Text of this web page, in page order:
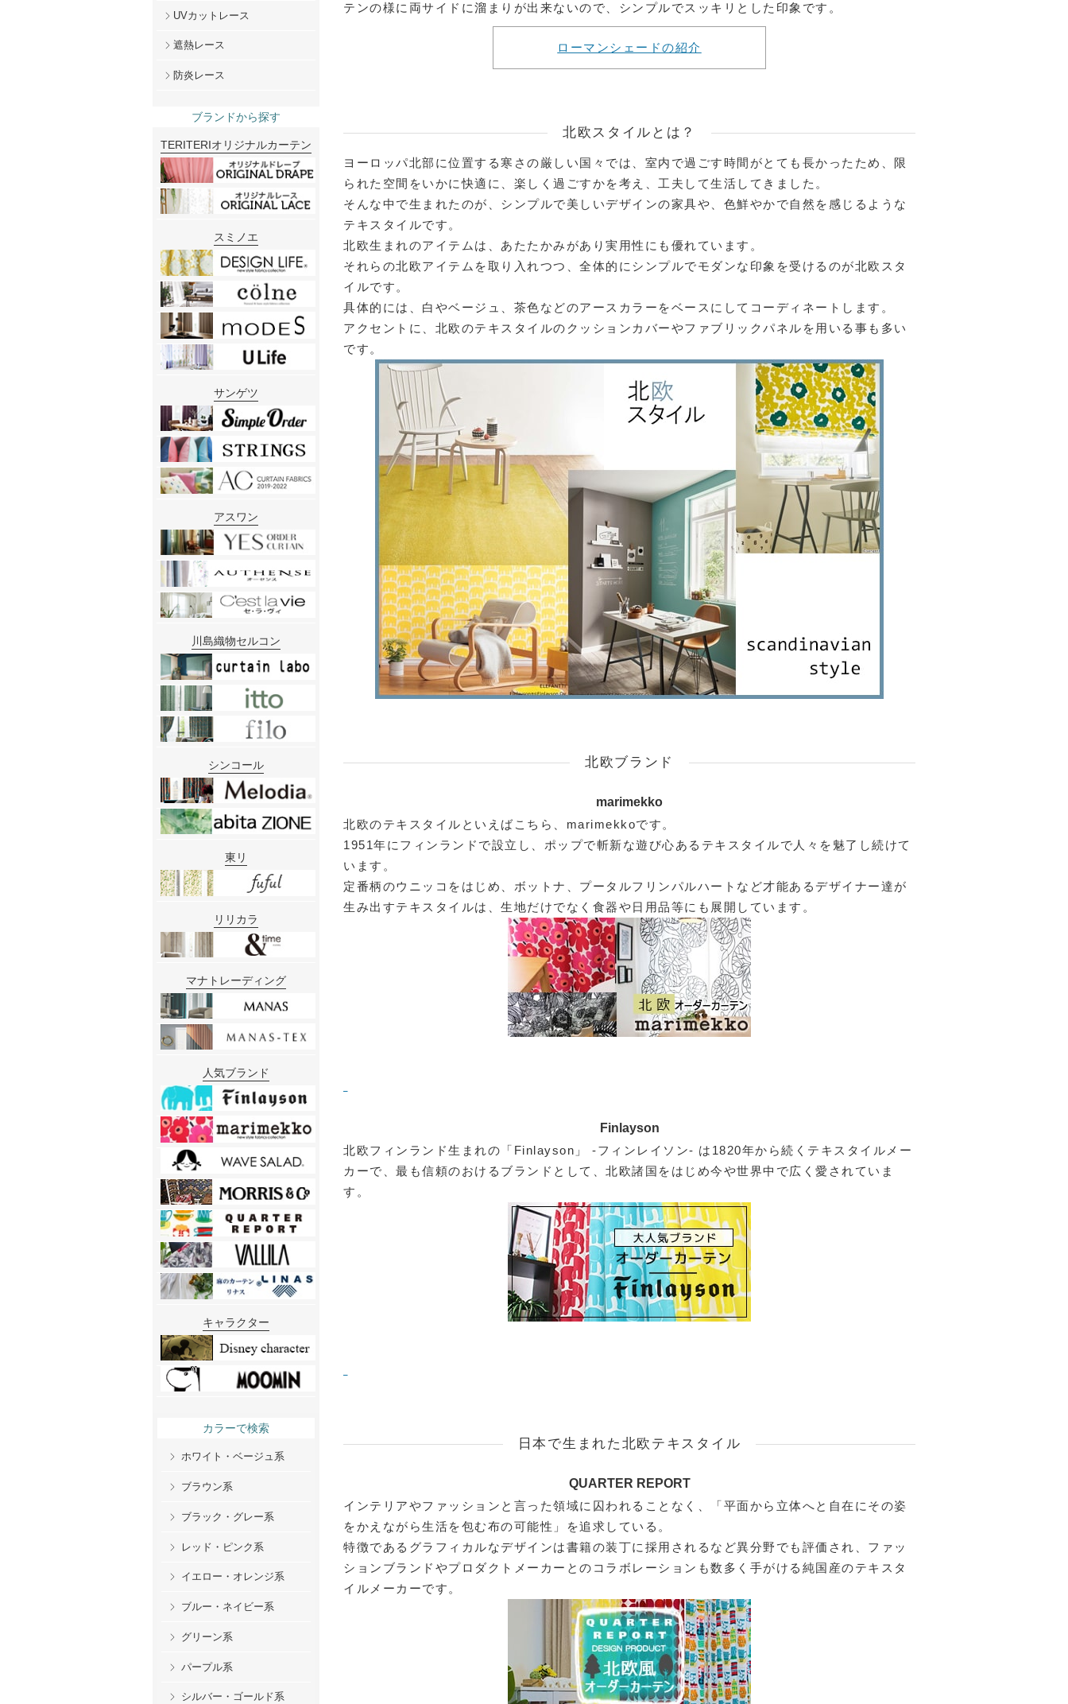
テンの様に両サイドに溜まりが出来ないので、シンプルでスッキリとした印象です。
ローマンシェードの紹介
北欧スタイルとは？
ヨーロッパ北部に位置する寒さの厳しい国々では、室内で過ごす時間がとても長かったため、限
られた空間をいかに快適に、楽しく過ごすかを考え、工夫して生活してきました。
そんな中で生まれたのが、シンプルで美しいデザインの家具や、色鮮やかで自然を感じるような
テキスタイルです。
北欧生まれのアイテムは、あたたかみがあり実用性にも優れています。
それらの北欧アイテムを取り入れつつ、全体的にシンプルでモダンな印象を受けるのが北欧スタ
イルです。
具体的には、白やベージュ、茶色などのアースカラーをベースにしてコーディネートします。
アクセントに、北欧のテキスタイルのクッションカバーやファブリックパネルを用いる事も多い
です。
北欧ブランド
marimekko
北欧のテキスタイルといえばこちら、marimekkoです。
1951年にフィンランドで設立し、ポップで斬新な遊び心あるテキスタイルで人々を魅了し続けて
います。
定番柄のウニッコをはじめ、ボットナ、プータルフリンパルハートなど才能あるデザイナー達が
生み出すテキスタイルは、生地だけでなく食器や日用品等にも展開しています。
Finlayson
北欧フィンランド生まれの「Finlayson」 -フィンレイソン- は1820年から続くテキスタイルメー
カーで、最も信頼のおけるブランドとして、北欧諸国をはじめ今や世界中で広く愛されていま
す。
日本で生まれた北欧テキスタイル
QUARTER REPORT
インテリアやファッションと言った領域に囚われることなく、「平面から立体へと自在にその姿
をかえながら生活を包む布の可能性」を追求している。
特徴であるグラフィカルなデザインは書籍の装丁に採用されるなど異分野でも評価され、ファッ
ションブランドやプロダクトメーカーとのコラボレーションも数多く手がける純国産のテキスタ
イルメーカーです。
UVカットレース
遮熱レース
防炎レース
ブランドから探す
TERITERIオリジナルカーテン
スミノエ
サンゲツ
アスワン
川島織物セルコン
シンコール
東リ
リリカラ
マナトレーディング
人気ブランド
キャラクター
カラーで検索
ホワイト・ベージュ系
ブラウン系
ブラック・グレー系
レッド・ピンク系
イエロー・オレンジ系
ブルー・ネイビー系
グリーン系
パープル系
シルバー・ゴールド系